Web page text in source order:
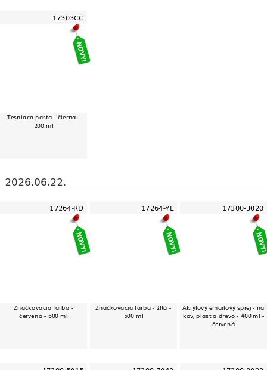
17303CC
Tesniaca pasta - čierna -
200 ml
2026.06.22.
17264-RD
Značkovacia farba -
červená - 500 ml
17264-YE
Značkovacia farba - žltá -
500 ml
17300-3020
Akrylový emailový sprej - na
kov, plast a drevo - 400 ml -
červená